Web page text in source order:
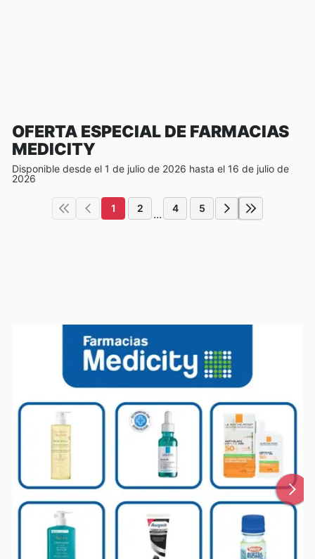
OFERTA ESPECIAL DE FARMACIAS
MEDICITY
Disponible desde el 1 de julio de 2026 hasta el 16 de julio de
2026
1 2 ... 4 5